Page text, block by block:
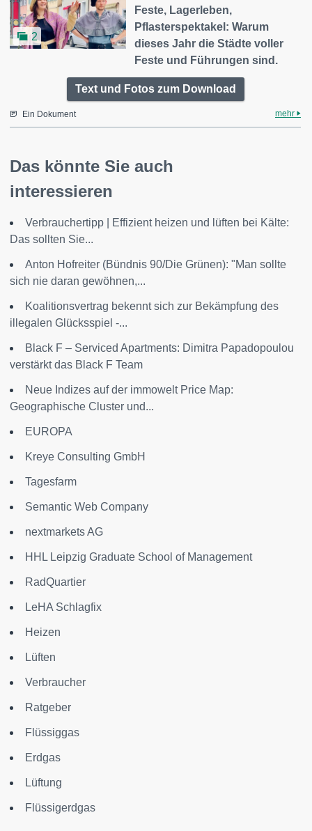
2
Feste, Lagerleben,
Pflasterspektakel: Warum
dieses Jahr die Städte voller
Feste und Führungen sind.
Text und Fotos zum Download
Ein Dokument mehr
Das könnte Sie auch
interessieren
Verbrauchertipp | Effizient heizen und lüften bei Kälte:
Das sollten Sie...
Anton Hofreiter (Bündnis 90/Die Grünen): "Man sollte
sich nie daran gewöhnen,...
Koalitionsvertrag bekennt sich zur Bekämpfung des
illegalen Glücksspiel -...
Black F – Serviced Apartments: Dimitra Papadopoulou
verstärkt das Black F Team
Neue Indizes auf der immowelt Price Map:
Geographische Cluster und...
EUROPA
Kreye Consulting GmbH
Tagesfarm
Semantic Web Company
nextmarkets AG
HHL Leipzig Graduate School of Management
RadQuartier
LeHA Schlagfix
Heizen
Lüften
Verbraucher
Ratgeber
Flüssiggas
Erdgas
Lüftung
Flüssigerdgas